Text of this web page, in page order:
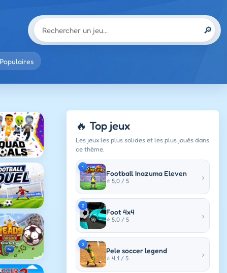
🔎
Populaires
🔥 Top jeux
Les jeux les plus solides et les plus joués dans
ce thème.
1
Football Inazuma Eleven
⭐ 5,0 / 5 ›
2
Foot 4x4
⭐ 5,0 / 5 ›
3
Pele soccer legend
⭐ 4,1 / 5 ›